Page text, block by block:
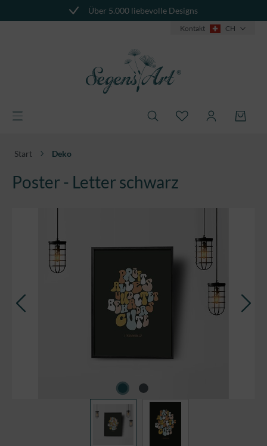
Über 5.000 liebevolle Designs
Kontakt CH
Start Deko
Poster - Letter schwarz